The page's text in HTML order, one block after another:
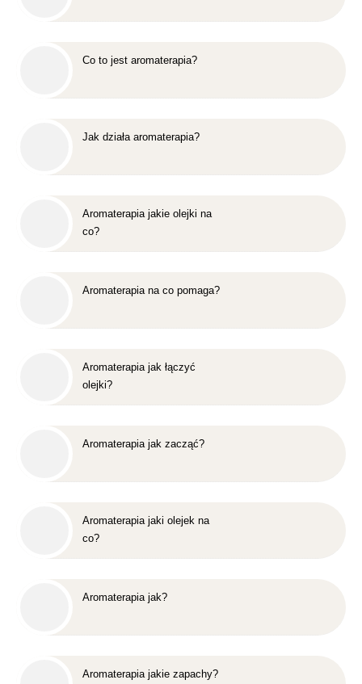
Co to jest aromaterapia?
Jak działa aromaterapia?
Aromaterapia jakie olejki na
co?
Aromaterapia na co pomaga?
Aromaterapia jak łączyć
olejki?
Aromaterapia jak zacząć?
Aromaterapia jaki olejek na
co?
Aromaterapia jak?
Aromaterapia jakie zapachy?